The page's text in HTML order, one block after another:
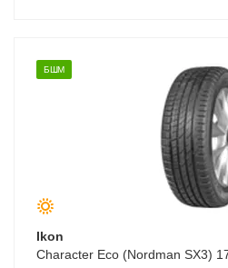
БШМ
Ikon
Character Eco (Nordman SX3)